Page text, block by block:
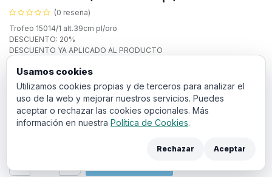
(0 reseña)
Trofeo 15014/1 alt.39cm pl/oro
DESCUENTO: 20%
DESCUENTO YA APLICADO AL PRODUCTO
Texto personalizado:
Usamos cookies
Utilizamos cookies propias y de terceros para analizar el
uso de la web y mejorar nuestros servicios. Puedes
aceptar o rechazar las cookies opcionales. Más
información en nuestra Política de Cookies.
Rechazar Aceptar